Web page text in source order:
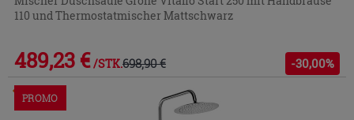
110 und Thermostatmischer Mattschwarz
489,23 € /STK.698,90 € -30,00%
Im Geschäft oder über den Kundenservice bestellbar
PROMO